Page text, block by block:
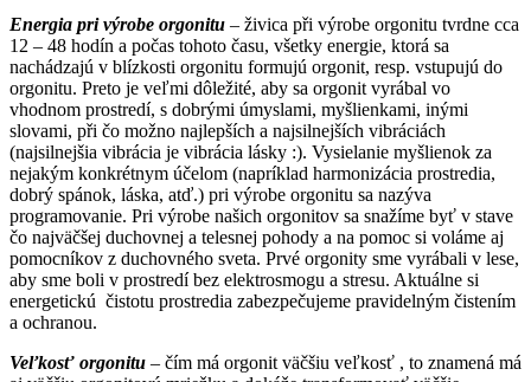
Energia pri výrobe orgonitu – živica při výrobe orgonitu tvrdne cca
12 – 48 hodín a počas tohoto času, všetky energie, ktorá sa
nachádzajú v blízkosti orgonitu formujú orgonit, resp. vstupujú do
orgonitu. Preto je veľmi dôležité, aby sa orgonit vyrábal vo
vhodnom prostredí, s dobrými úmyslami, myšlienkami, inými
slovami, při čo možno najlepších a najsilnejších vibráciách
(najsilnejšia vibrácia je vibrácia lásky :). Vysielanie myšlienok za
nejakým konkrétnym účelom (napríklad harmonizácia prostredia,
dobrý spánok, láska, atď.) pri výrobe orgonitu sa nazýva
programovanie. Pri výrobe našich orgonitov sa snažíme byť v stave
čo najväčšej duchovnej a telesnej pohody a na pomoc si voláme aj
pomocníkov z duchovného sveta. Prvé orgonity sme vyrábali v lese,
aby sme boli v prostredí bez elektrosmogu a stresu. Aktuálne si
energetickú čistotu prostredia zabezpečujeme pravidelným čistením
a ochranou.
Veľkosť orgonitu – čím má orgonit väčšiu veľkosť , to znamená má